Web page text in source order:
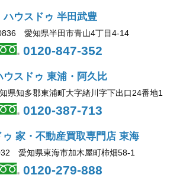
ハウスドゥ 半田武豊
愛知県半田市青山4丁目4-14
0120-847-352
ウスドゥ 東浦・阿久比
知多郡東浦町大字緒川字下出口24番地1
0120-387-713
家・不動産買取専門店 東海
愛知県東海市加木屋町柿畑58-1
0120-279-888